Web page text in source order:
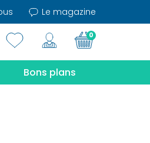
Le magazine
0
Bons plans